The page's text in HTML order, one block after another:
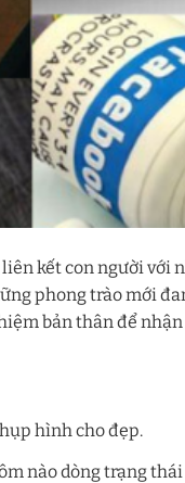
kết con người với
phong trào mới
bản thân để
hình cho đẹp.
nào dòng trạng